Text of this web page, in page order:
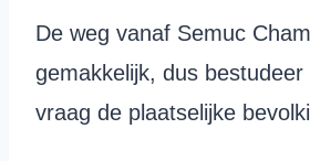
De weg vanaf Semuc
gemakkelijk, dus
vraag de plaatselijke